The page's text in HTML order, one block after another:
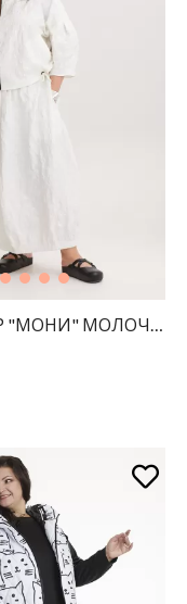
"МОНИ"